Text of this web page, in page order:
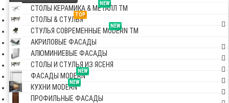
NEW
СТОЛЫ КЕРАМИКА & МЕТАЛЛ TM
TOP
СТОЛЫ & СТУЛЬЯ
NEW
СТУЛЬЯ СОВРЕМЕННЫЕ MODERN TM
АКРИЛОВЫЕ ФАСАДЫ
АЛЮМИНИЕВЫЕ ФАСАДЫ
СТОЛЫ И СТУЛЬЯ ИЗ ЯСЕНЯ
NEW
ФАСАДЫ MODERN
NEW
КУХНИ MODERN
ПРОФИЛЬНЫЕ ФАСАДЫ